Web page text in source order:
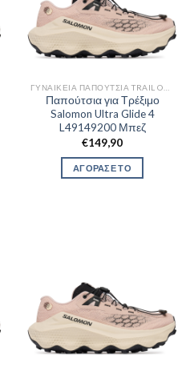
Παπούτσια για Τρέξιμο
Salomon Ultra Glide 4
L49149200 Μπεζ
€149,90
ΑΓΟΡΑΣΕ ΤΟ